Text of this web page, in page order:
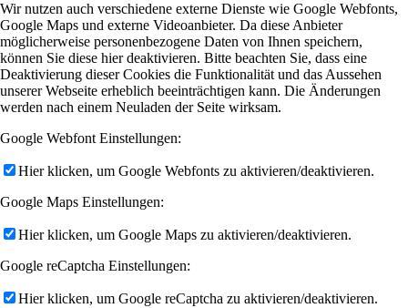
Wir nutzen auch verschiedene externe Dienste wie Google Webfonts,
Google Maps und externe Videoanbieter. Da diese Anbieter
möglicherweise personenbezogene Daten von Ihnen speichern,
können Sie diese hier deaktivieren. Bitte beachten Sie, dass eine
Deaktivierung dieser Cookies die Funktionalität und das Aussehen
unserer Webseite erheblich beeinträchtigen kann. Die Änderungen
werden nach einem Neuladen der Seite wirksam.
Google Webfont Einstellungen:
Hier klicken, um Google Webfonts zu aktivieren/deaktivieren.
Google Maps Einstellungen:
Hier klicken, um Google Maps zu aktivieren/deaktivieren.
Google reCaptcha Einstellungen:
Hier klicken, um Google reCaptcha zu aktivieren/deaktivieren.